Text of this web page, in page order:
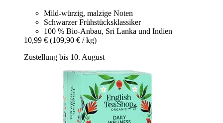
Mild-würzig, malzige Noten
Schwarzer Frühstücksklassiker
100 % Bio-Anbau, Sri Lanka und Indien
10,99 € (109,90 € / kg)
Zustellung bis 10. August